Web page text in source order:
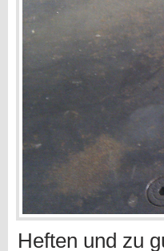
Heften und zu